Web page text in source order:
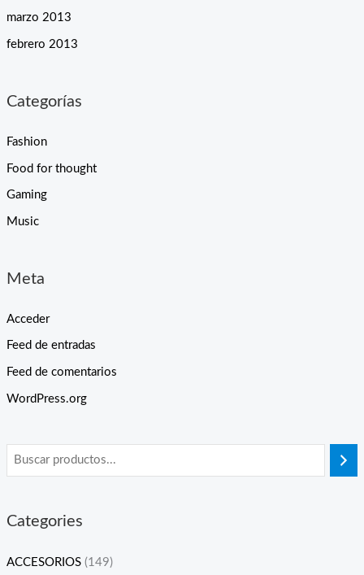
marzo 2013
febrero 2013
Categorías
Fashion
Food for thought
Gaming
Music
Meta
Acceder
Feed de entradas
Feed de comentarios
WordPress.org
Categories
ACCESORIOS (149)